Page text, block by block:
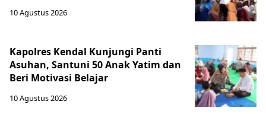
10 Agustus 2026
Kapolres Kendal Kunjungi Panti
Asuhan, Santuni 50 Anak Yatim dan
Beri Motivasi Belajar
10 Agustus 2026